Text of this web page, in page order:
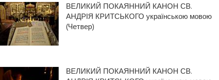
ВЕЛИКИЙ ПОКАЯННИЙ КАНОН СВ.
АНДРІЯ КРИТСЬКОГО українською мовою
(Четвер)
ВЕЛИКИЙ ПОКАЯННИЙ КАНОН СВ.